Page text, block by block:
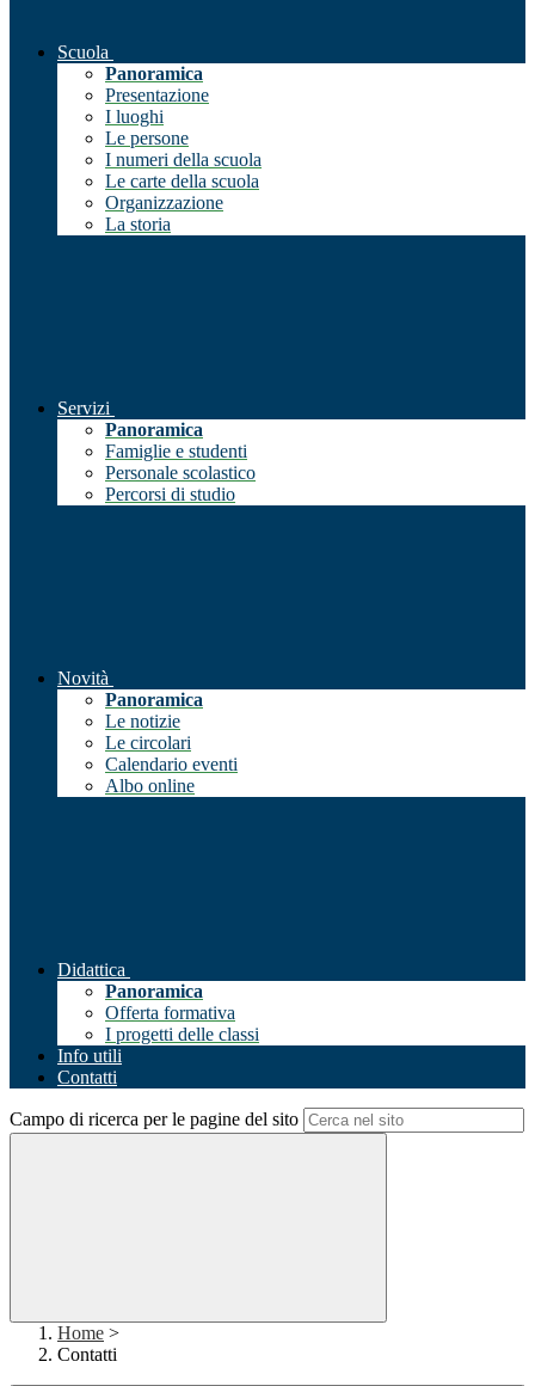
Scuola
Panoramica
Presentazione
I luoghi
Le persone
I numeri della scuola
Le carte della scuola
Organizzazione
La storia
Servizi
Panoramica
Famiglie e studenti
Personale scolastico
Percorsi di studio
Novità
Panoramica
Le notizie
Le circolari
Calendario eventi
Albo online
Didattica
Panoramica
Offerta formativa
I progetti delle classi
Info utili
Contatti
Campo di ricerca per le pagine del sito
Home >
Contatti